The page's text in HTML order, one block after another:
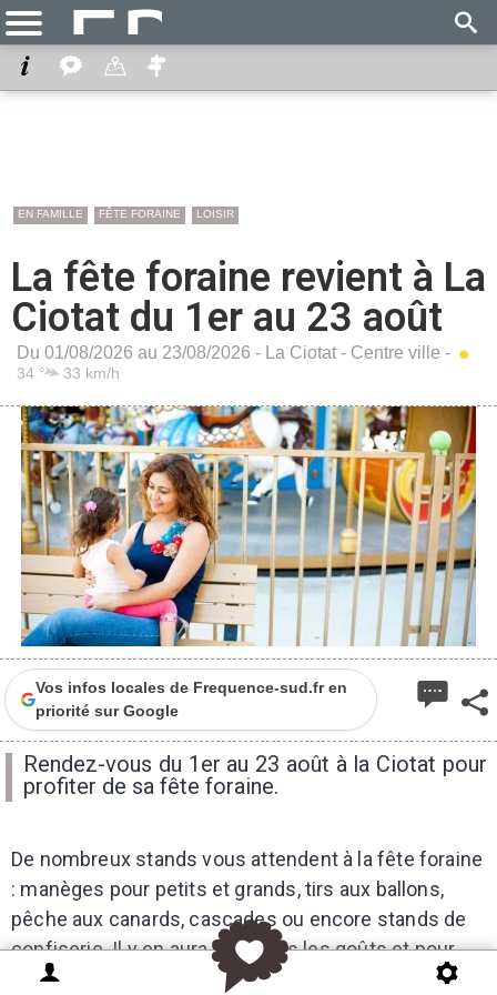
EN FAMILLE FÊTE FORAINE LOISIR
La fête foraine revient à La
Ciotat du 1er au 23 août
Du 01/08/2026 au 23/08/2026 - La Ciotat - Centre ville -
34 ° 33 km/h
Vos infos locales de Frequence-sud.fr en
priorité sur Google
Rendez-vous du 1er au 23 août à la Ciotat pour
profiter de sa fête foraine.
De nombreux stands vous attendent à la fête foraine
: manèges pour petits et grands, tirs aux ballons,
pêche aux canards, cascades ou encore stands de
confiserie. Il y en aura pour tous les goûts et pour
toutes les émotions. Un panel d'attractions pour